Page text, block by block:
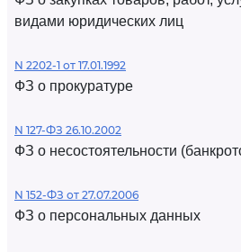
видами юридических лиц
N 2202-1 от 17.01.1992
ФЗ о прокуратуре
N 127-ФЗ 26.10.2002
ФЗ о несостоятельности
N 152-ФЗ от 27.07.2006
ФЗ о персональных данных